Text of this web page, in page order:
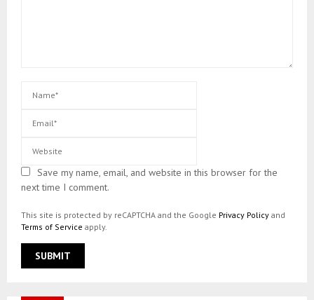
Save my name, email, and website in this browser for the
next time I comment.
This site is protected by reCAPTCHA and the Google Privacy Policy and
Terms of Service apply.